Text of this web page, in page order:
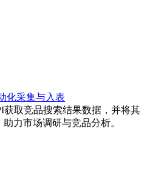
化采集与入表
获取竞品搜索结果数据，并将其
助力市场调研与竞品分析。